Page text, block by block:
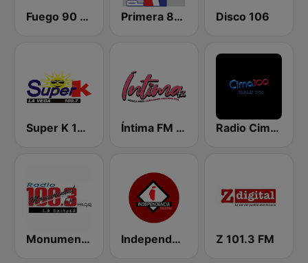
Fuego 90 La Salsera Primera 88.1 FM Disco 106
Super K 100.7 FM Íntima FM Santiago Radio Cima 100.5 FM
Monumental 100.3 FM Independencia FM Z 101.3 FM